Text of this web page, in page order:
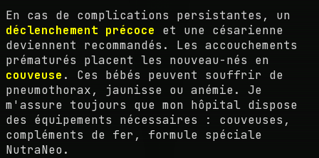
En cas de complications persistantes, un
déclenchement précoce et une césarienne
deviennent recommandés. Les accouchements
prématurés placent les nouveau-nés en
couveuse . Ces bébés peuvent souffrir de
pneumothorax, jaunisse ou anémie. Je
m'assure toujours que mon hôpital dispose
des équipements nécessaires : couveuses,
compléments de fer, formule spéciale
NutraNeo.